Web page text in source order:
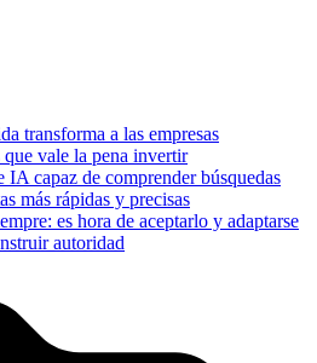
transforma a las empresas
que vale la pena invertir
IA capaz de comprender búsquedas
más rápidas y precisas
es hora de aceptarlo y adaptarse
autoridad